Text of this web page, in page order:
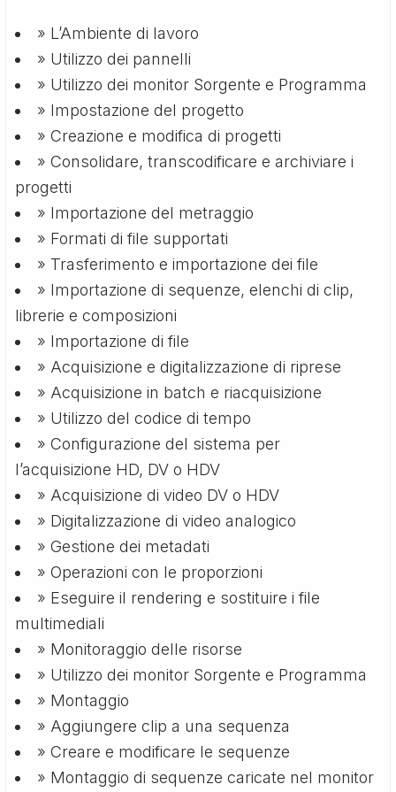
» L’Ambiente di lavoro
» Utilizzo dei pannelli
» Utilizzo dei monitor Sorgente e Programma
» Impostazione del progetto
» Creazione e modifica di progetti
» Consolidare, transcodificare e archiviare i
progetti
» Importazione del metraggio
» Formati di file supportati
» Trasferimento e importazione dei file
» Importazione di sequenze, elenchi di clip,
librerie e composizioni
» Importazione di file
» Acquisizione e digitalizzazione di riprese
» Acquisizione in batch e riacquisizione
» Utilizzo del codice di tempo
» Configurazione del sistema per
l’acquisizione HD, DV o HDV
» Acquisizione di video DV o HDV
» Digitalizzazione di video analogico
» Gestione dei metadati
» Operazioni con le proporzioni
» Eseguire il rendering e sostituire i file
multimediali
» Monitoraggio delle risorse
» Utilizzo dei monitor Sorgente e Programma
» Montaggio
» Aggiungere clip a una sequenza
» Creare e modificare le sequenze
» Montaggio di sequenze caricate nel monitor